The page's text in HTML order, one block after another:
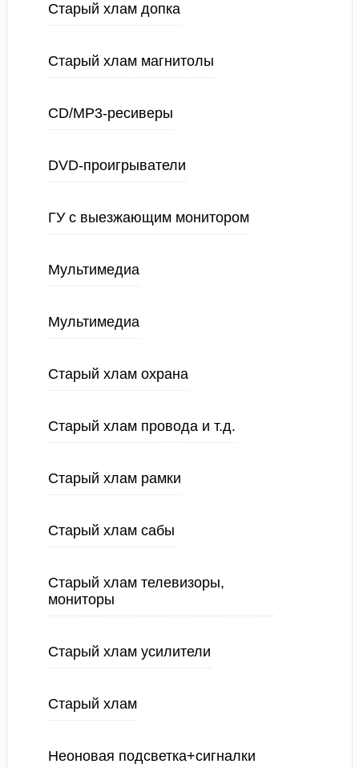
Старый хлам допка
Старый хлам магнитолы
CD/MP3-ресиверы
DVD-проигрыватели
ГУ с выезжающим монитором
Мультимедиа
Мультимедиа
Старый хлам охрана
Старый хлам провода и т.д.
Старый хлам рамки
Старый хлам сабы
Старый хлам телевизоры,
мониторы
Старый хлам усилители
Старый хлам
Неоновая подсветка+сигналки